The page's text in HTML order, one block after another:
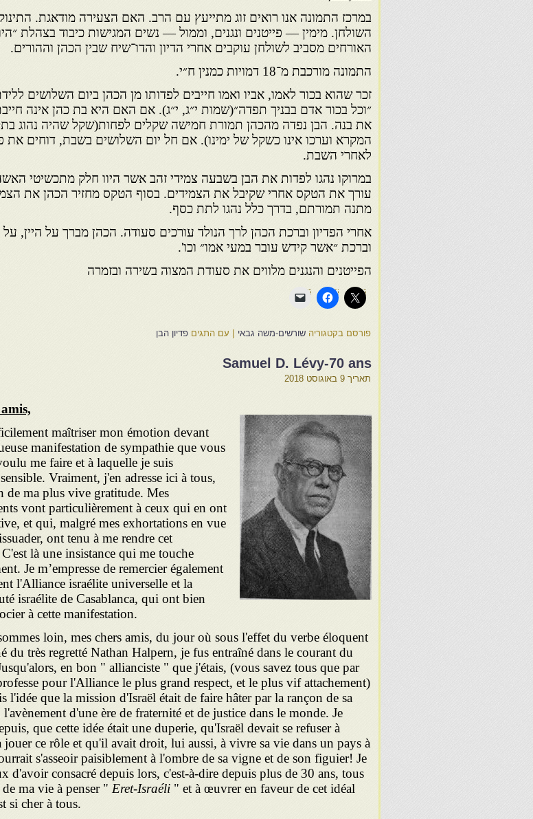
במרכז התמונה אנו רואים זוג מתייעץ עם הרב. האם הצעירה מודאגת.
השולחן. מימין — פייטנים ונגנים, וממול — נשים המגישות כיבוד בצהלת
האורחים מסביב לשולחן עוקבים אחרי הדיון והדו־שיח שבין הכהן וההורים.
התמונה מורכבת מ־18 דמויות כמנין ח״י.
זכר שהוא בכור לאמו, אביו ואמו חייבים לפדותו מן הכהן ביום השלושים
״וכל בכור אדם בבניך תפדה״(שמות י״ג, י״ג). אם האם היא בת כהן אינה
את בנה. הבן נפדה מהכהן תמורת חמישה שקלים לפחות(שקל שהיה נהוג
המקרא וערכו אינו כשקל של ימינו). אם חל יום השלושים בשבת, דוחים את
לאחרי השבת.
במרוקו נהגו לפדות את הבן בשבעה צמידי זהב אשר היוו חלק מתכשיטי
עורך את הטקס אחרי שקיבל את הצמידים. בסוף הטקס מחזיר הכהן את
מתנה תמורתם, בדרך כלל נהגו לתת כסף.
אחרי הפדיון וברכת הכהן לרך הנולד עורכים סעודה. הכהן מברך על היין,
וברכת ״אשר קידש עובר במעי אמו״ וכו'.
הפייטנים והנגנים מלווים את סעודת המצוה בשירה ובזמרה
פורסם בקטגוריה שורשים-משה גבאי עם התגים פדיון הבן
Samuel D. Lévy-70 ans
תאריך 9 באוגוסט 2018
maîtriser mon émotion devant
manifestation de sympathie que vous
me faire et à laquelle je suis
Vraiment, j'en adresse ici à tous,
de ma plus vive gratitude. Mes
vont particulièrement à ceux qui en ont
et qui, malgré mes exhortations en vue
ont tenu à me rendre cet
là une insistance qui me touche
Je m’empresse de remercier également
l'Alliance israélite universelle et la
israélite de Casablanca, qui ont bien
à cette manifestation.
loin, mes chers amis, du jour où sous l'effet du verbe éloquent
du très regretté Nathan Halpern, je fus entraîné dans le courant du
en bon " allianciste " que j'étais, (vous savez tous que par
pour l'Alliance le plus grand respect, et le plus vif attachement)
l'idée que la mission d'Israël était de faire hâter par la rançon de sa
d'une ère de fraternité et de justice dans le monde. Je
que cette idée était une duperie, qu'Israël devait se refuser à
jouer ce rôle et qu'il avait droit, lui aussi, à vivre sa vie dans un pays à
s'asseoir paisiblement à l'ombre de sa vigne et de son figuier! Je
d'avoir consacré depuis lors, c'est-à-dire depuis plus de 30 ans, tous
ma vie à penser " Eret-Israéli " et à œuvrer en faveur de cet idéal
si cher à tous.